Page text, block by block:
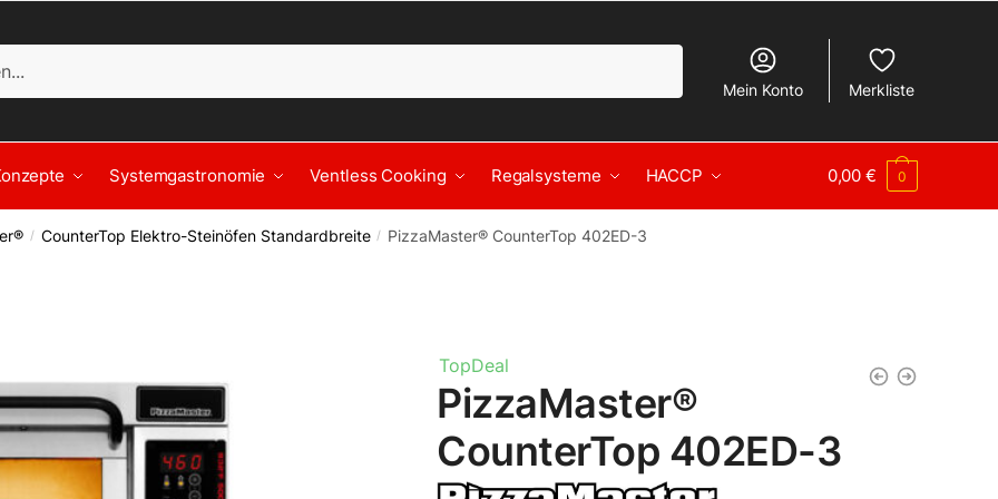
Mein Konto Merkliste
Systemgastronomie Ventless Cooking Regalsysteme HACCP 0,00€ 0
/ CounterTop Elektro-Steinöfen Standardbreite / PizzaMaster® CounterTop 402ED-3
TopDeal
PizzaMaster®
CounterTop 402ED-3